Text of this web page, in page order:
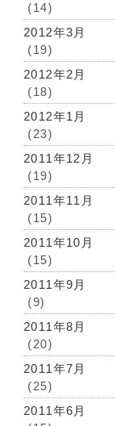
(14)
2012年3月
(19)
2012年2月
(18)
2012年1月
(23)
2011年12月
(19)
2011年11月
(15)
2011年10月
(15)
2011年9月
(9)
2011年8月
(20)
2011年7月
(25)
2011年6月